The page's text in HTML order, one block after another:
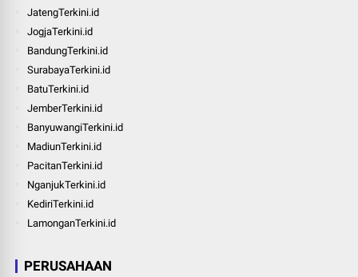
JatengTerkini.id
JogjaTerkini.id
BandungTerkini.id
SurabayaTerkini.id
BatuTerkini.id
JemberTerkini.id
BanyuwangiTerkini.id
MadiunTerkini.id
PacitanTerkini.id
NganjukTerkini.id
KediriTerkini.id
LamonganTerkini.id
PERUSAHAAN